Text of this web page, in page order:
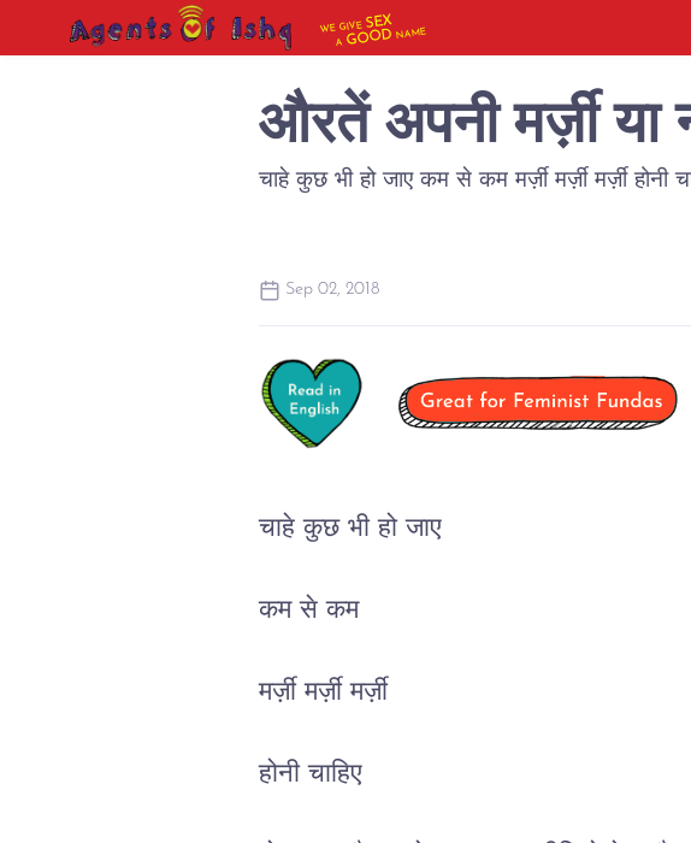
WE GIVESEX
AGOOD NAME
औरतें अपनी मर्ज़ी या
चाहे कुछ भी हो जाए कम से कम मर्ज़ी मर्ज़ी मर्ज़ी होनी
Sep 02, 2018
चाहे कुछ भी हो जाए
कम से कम
मर्ज़ी मर्ज़ी मर्ज़ी
होनी चाहिए